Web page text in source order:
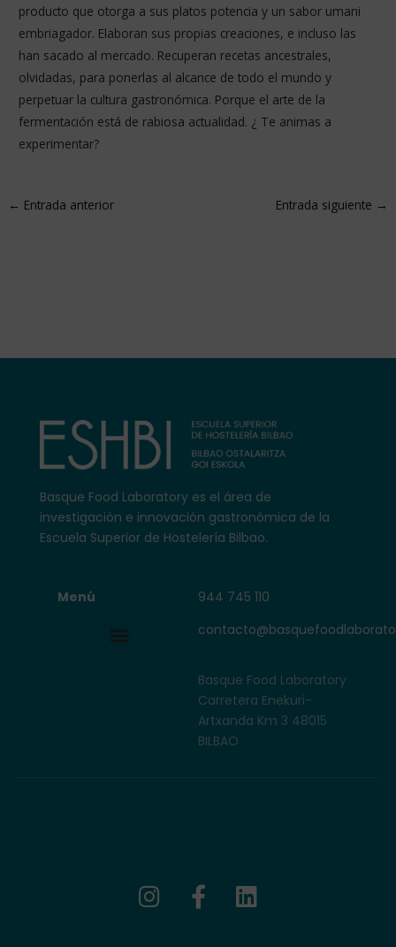
producto que otorga a sus platos potencia y un sabor umani
embriagador. Elaboran sus propias creaciones, e incluso las
han sacado al mercado. Recuperan recetas ancestrales,
olvidadas, para ponerlas al alcance de todo el mundo y
perpetuar la cultura gastronómica. Porque el arte de la
fermentación está de rabiosa actualidad. ¿ Te animas a
experimentar?
← Entrada anterior Entrada siguiente →
Basque Food Laboratory es el área de
investigación e innovación gastronómica de la
Escuela Superior de Hostelería Bilbao.
Menú
944 745 110
Basque Food Laboratory
Carretera Enekuri-
Artxanda Km 3 48015
BILBAO
I
n
F
a
L
i